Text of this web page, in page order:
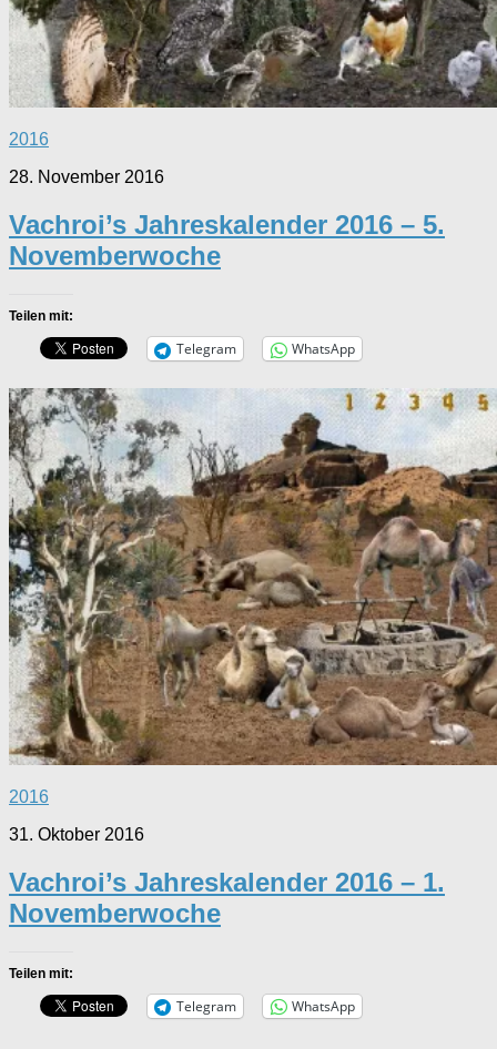
2016
28. November 2016
Vachroi’s Jahreskalender 2016 – 5.
Novemberwoche
Teilen mit:
Telegram WhatsApp
2016
31. Oktober 2016
Vachroi’s Jahreskalender 2016 – 1.
Novemberwoche
Teilen mit:
Telegram WhatsApp